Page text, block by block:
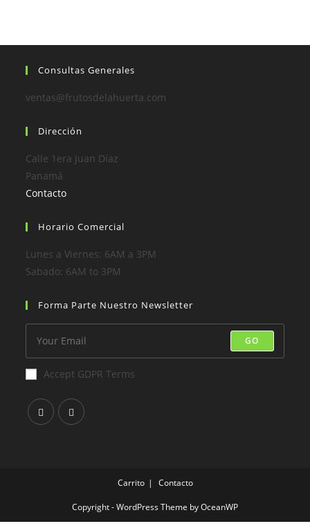
Consultas Generales
ventas@frutosdelahuerta.com
Dirección
Calle 1era Juan Díaz
Panamá
Contacto
Horario Comercial
Lunes a Viernes: 6AM a 3PM
Sabado: 6AM to 3PM
Forma Parte Nuestro Newsletter
GO
Accept GDPR Terms
Carrito Contacto
Copyright - WordPress Theme by OceanWP